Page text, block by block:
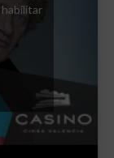
habilitar